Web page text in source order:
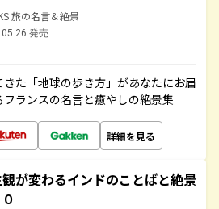
旅の名言＆絶景
発売
た「地球の歩き方」があなたにお届
ランスの名言と癒やしの絶景集
詳細を見る
が変わるインドのことばと絶景